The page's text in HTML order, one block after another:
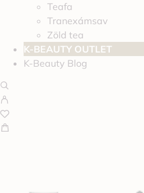
Teafa
Tranexámsav
Zöld tea
K-BEAUTY OUTLET
K-Beauty Blog